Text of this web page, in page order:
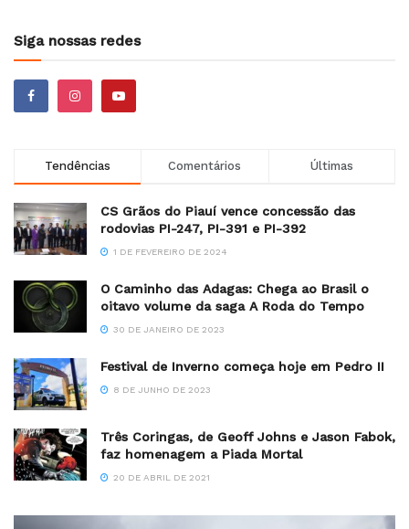
Siga nossas redes
Tendências Comentários Últimas
CS Grãos do Piauí vence concessão das
rodovias PI-247, PI-391 e PI-392
1 DE FEVEREIRO DE 2024
O Caminho das Adagas: Chega ao Brasil o
oitavo volume da saga A Roda do Tempo
30 DE JANEIRO DE 2023
Festival de Inverno começa hoje em Pedro II
8 DE JUNHO DE 2023
Três Coringas, de Geoff Johns e Jason Fabok,
faz homenagem a Piada Mortal
20 DE ABRIL DE 2021